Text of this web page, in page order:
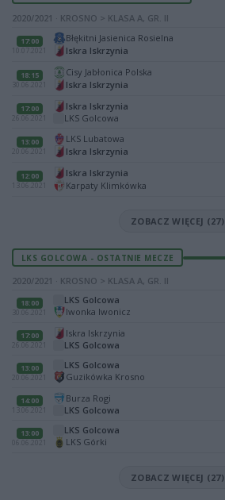
2020/2021 · KROSNO > KLASA A, GR. II
17:00
10.07.2021
Błękitni Jasienica Rosielna
Iskra Iskrzynia
18:15
30.06.2021
Cisy Jabłonica Polska
Iskra Iskrzynia
17:00
26.06.2021
Iskra Iskrzynia
LKS Golcowa
13:00
20.06.2021
LKS Lubatowa
Iskra Iskrzynia
12:00
13.06.2021
Iskra Iskrzynia
Karpaty Klimkówka
ZOBACZ WIĘCEJ (27)
LKS GOLCOWA - OSTATNIE MECZE
2020/2021 · KROSNO > KLASA A, GR. II
18:00
30.06.2021
LKS Golcowa
Iwonka Iwonicz
17:00
26.06.2021
Iskra Iskrzynia
LKS Golcowa
13:00
20.06.2021
LKS Golcowa
Guzikówka Krosno
14:00
13.06.2021
Burza Rogi
LKS Golcowa
13:00
06.06.2021
LKS Golcowa
LKS Górki
ZOBACZ WIĘCEJ (27)